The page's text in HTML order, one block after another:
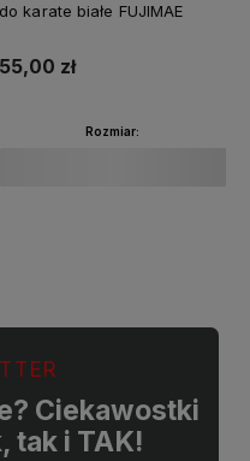
do karate białe FUJIMAE
55,00 zł
Rozmiar:
Ciekawostki
tak i TAK!